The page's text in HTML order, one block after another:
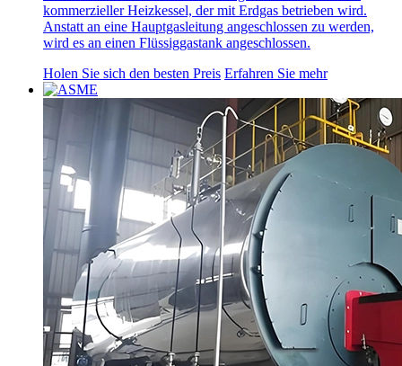
kommerzieller Heizkessel, der mit Erdgas betrieben wird.
Anstatt an eine Hauptgasleitung angeschlossen zu werden,
wird es an einen Flüssiggastank angeschlossen.
Holen Sie sich den besten Preis Erfahren Sie mehr